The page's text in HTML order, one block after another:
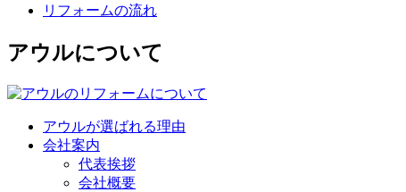
リフォームの流れ
アウルについて
アウルが選ばれる理由
会社案内
代表挨拶
会社概要